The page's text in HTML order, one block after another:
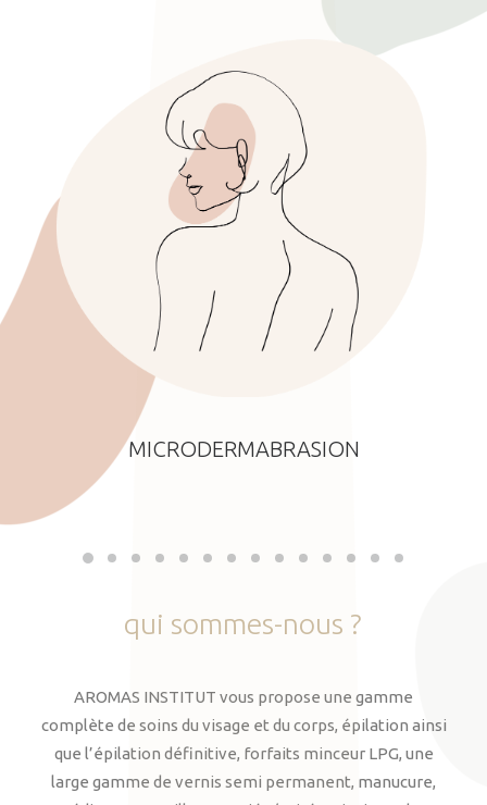
MICRODERMABRASION
qui sommes-nous ?
AROMAS INSTITUT vous propose une gamme
complète de soins du visage et du corps, épilation ainsi
que l’épilation définitive, forfaits minceur LPG, une
large gamme de vernis semi permanent, manucure,